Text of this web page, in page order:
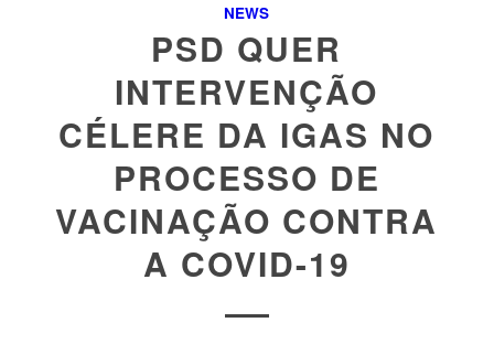
NEWS
PSD QUER
INTERVENÇÃO
CÉLERE DA IGAS NO
PROCESSO DE
VACINAÇÃO CONTRA
A COVID-19